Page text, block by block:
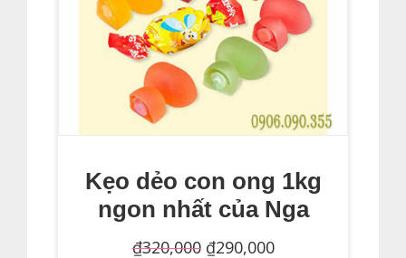
Kẹo dẻo con ong 1kg
ngon nhất của Nga
₫320,000 Giá
₫290,000Giá